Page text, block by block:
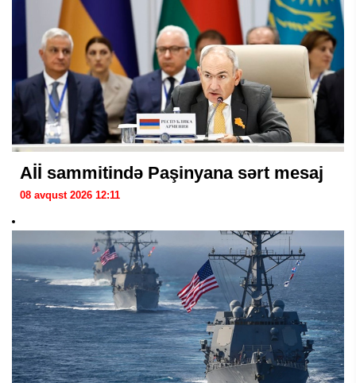
Aİİ sammitində Paşinyana sərt mesaj
08 avqust 2026 12:11